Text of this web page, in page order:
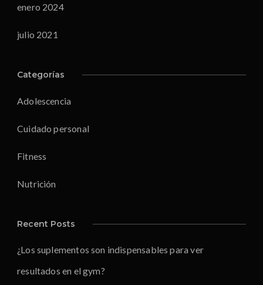
enero 2024
julio 2021
Categorías
Adolescencia
Cuidado personal
Fitness
Nutrición
Recent Posts
¿Los suplementos son indispensables para ver
resultados en el gym?